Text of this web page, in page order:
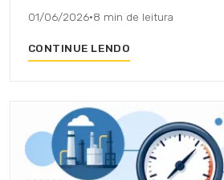
01/06/2026·8 min de leitura
CONTINUE LENDO